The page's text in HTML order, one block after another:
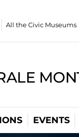
All the Civic Museums
EVENTS